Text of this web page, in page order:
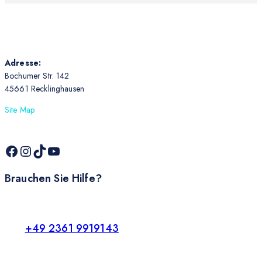
Adresse:
Bochumer Str. 142
45661 Recklinghausen
Site Map
Brauchen Sie Hilfe?
+49 2361 9919143